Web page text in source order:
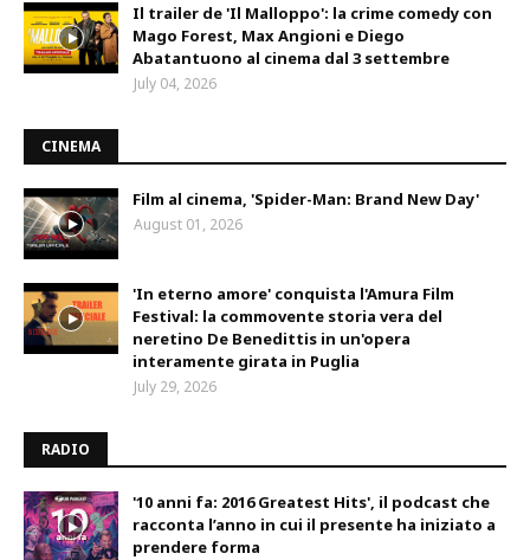
Il trailer de 'Il Malloppo': la crime comedy con
Mago Forest, Max Angioni e Diego
Abatantuono al cinema dal 3 settembre
July 04, 2026
CINEMA
Film al cinema, 'Spider-Man: Brand New Day'
August 01, 2026
'In eterno amore' conquista l'Amura Film
Festival: la commovente storia vera del
neretino De Benedittis in un'opera
interamente girata in Puglia
July 29, 2026
RADIO
'10 anni fa: 2016 Greatest Hits', il podcast che
racconta l’anno in cui il presente ha iniziato a
prendere forma